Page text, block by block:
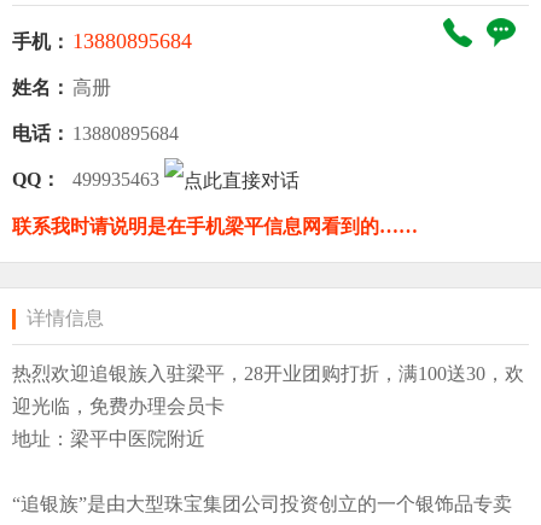
手机： 13880895684
姓名： 高册
电话： 13880895684
QQ： 499935463
联系我时请说明是在手机梁平信息网看到的……
详情信息
热烈欢迎追银族入驻梁平，28开业团购打折，满100送30，欢
迎光临，免费办理会员卡
地址：梁平中医院附近
“追银族”是由大型珠宝集团公司投资创立的一个银饰品专卖